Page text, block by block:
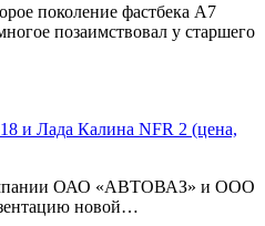
поколение фастбека A7
позаимствовал у старшего
и Лада Калина NFR 2 (цена,
ОАО «АВТОВАЗ» и ООО
новой…